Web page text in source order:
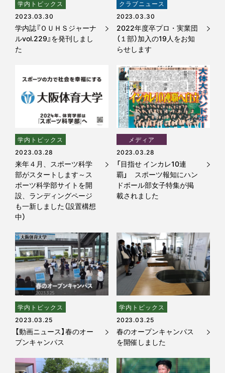
学内トピックス
2023.03.30
学内誌『ＯＵＨＳジャーナ
ルvol.229』を発刊しまし
た
クラブニュース
2023.03.30
2022年度卒プロ・実業団
（１部）加入の19人をお知
らせします
学内トピックス
2023.03.28
来年４月、スポーツ科学
部がスタートします～ス
ポーツ科学部サイトを開
設、ランディングページ
も一新しました（設置構想
中）
メディア
2023.03.28
「目指せ インカレ10連
覇」 スポーツ報知にハン
ドボール部女子特集が掲
載されました
学内トピックス
2023.03.25
【動画ニュース】春のオー
プンキャンパス
学内トピックス
2023.03.25
春のオープンキャンパス
を開催しました